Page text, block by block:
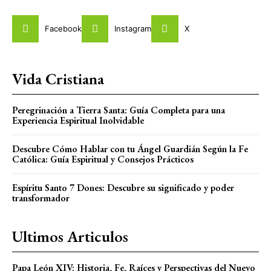
Facebook Instagram X
Vida Cristiana
Peregrinación a Tierra Santa: Guía Completa para una
Experiencia Espiritual Inolvidable
Descubre Cómo Hablar con tu Ángel Guardián Según la Fe
Católica: Guía Espiritual y Consejos Prácticos
Espíritu Santo 7 Dones: Descubre su significado y poder
transformador
Ultimos Articulos
Papa León XIV: Historia, Fe, Raíces y Perspectivas del Nuevo